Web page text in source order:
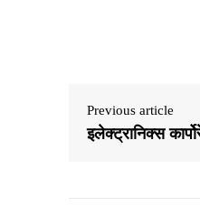
Previous article
इलेक्ट्रानिक्स